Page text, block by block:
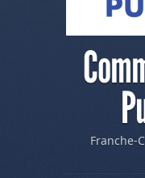
Franche-